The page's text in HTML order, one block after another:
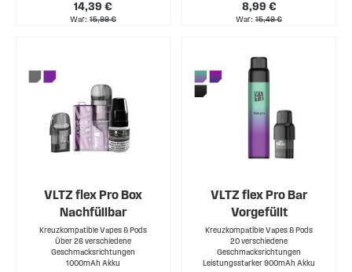
14,39 €
War 15,99 €
8,99 €
War 15,49 €
VLTZ flex Pro Box
Nachfüllbar
Kreuzkompatible Vapes & Pods
Über 26 verschiedene
Geschmacksrichtungen
1000mAh Akku
VLTZ flex Pro Bar
Vorgefüllt
Kreuzkompatible Vapes & Pods
20 verschiedene
Geschmacksrichtungen
Leistungsstarker 900mAh Akku